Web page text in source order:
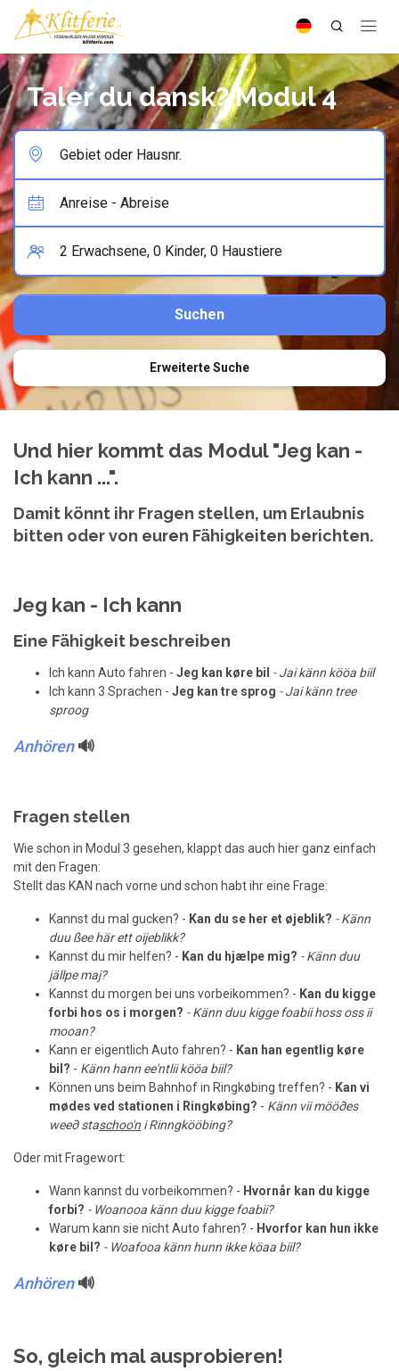
Taler du dansk? Modul 4
Erweiterte Suche
Und hier kommt das Modul "Jeg kan -
Ich kann ...".
Damit könnt ihr Fragen stellen, um Erlaubnis
bitten oder von euren Fähigkeiten berichten.
Jeg kan - Ich kann
Eine Fähigkeit beschreiben
Ich kann Auto fahren - Jeg kan køre bil - Jai känn kööa biil
Ich kann 3 Sprachen - Jeg kan tre sprog - Jai känn tree
sproog
Anhören🔊
Fragen stellen
Wie schon in Modul 3 gesehen, klappt das auch hier ganz einfach
mit den Fragen:
Stellt das KAN nach vorne und schon habt ihr eine Frage:
Kannst du mal gucken? - Kan du se her et øjeblik? - Känn
duu ßee här ett oijeblikk?
Kannst du mir helfen? - Kan du hjælpe mig? - Känn duu
jällpe maj?
Kannst du morgen bei uns vorbeikommen? - Kan du kigge
forbi hos os i morgen? - Känn duu kigge foabii hoss oss ii
mooan?
Kann er eigentlich Auto fahren? - Kan han egentlig køre
bil? - Känn hann ee'ntlii kööa biil?
Können uns beim Bahnhof in Ringkøbing treffen? - Kan vi
mødes ved stationen i Ringkøbing? - Känn vii möö∂es
wee∂ staschoo'n i Rinngkööbing?
Oder mit Fragewort:
Wann kannst du vorbeikommen? - Hvornår kan du kigge
forbi? - Woanooa känn duu kigge foabii?
Warum kann sie nicht Auto fahren? - Hvorfor kan hun ikke
køre bil? - Woafooa känn hunn ikke köaa biil?
Anhören🔊
So, gleich mal ausprobieren!